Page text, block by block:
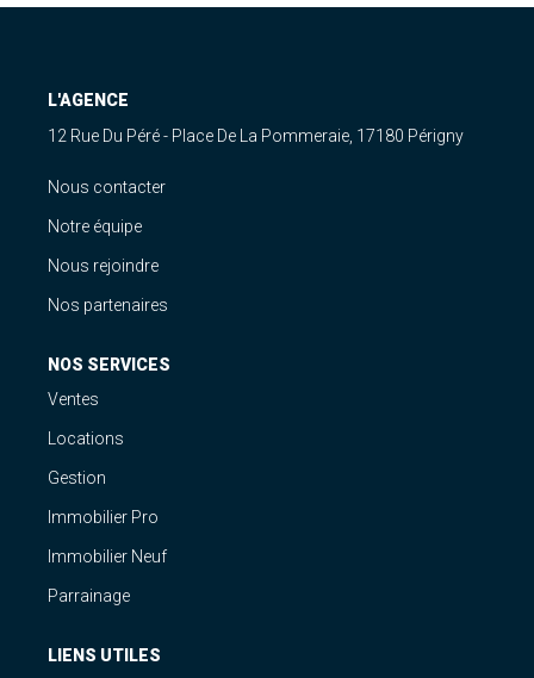
NOTRE ÉQUIPE
L'AGENCE
12 Rue Du Péré - Place De La Pommeraie, 17180 Périgny
Nous contacter
Notre équipe
Nous rejoindre
Nos partenaires
NOS SERVICES
Ventes
Locations
Gestion
Immobilier Pro
Immobilier Neuf
Parrainage
LIENS UTILES